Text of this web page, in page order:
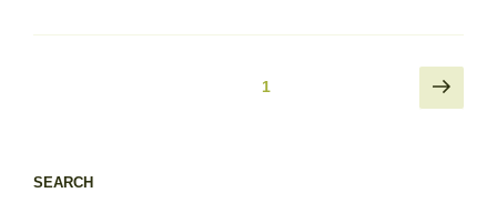
ビ
1
次
の
SEARCH